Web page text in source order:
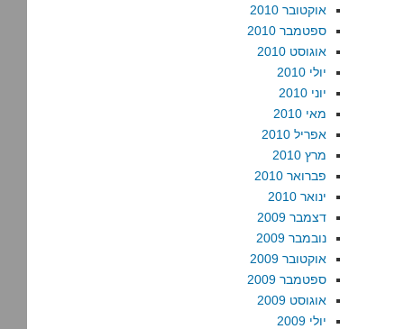
אוקטובר 2010
ספטמבר 2010
אוגוסט 2010
יולי 2010
יוני 2010
מאי 2010
אפריל 2010
מרץ 2010
פברואר 2010
ינואר 2010
דצמבר 2009
נובמבר 2009
אוקטובר 2009
ספטמבר 2009
אוגוסט 2009
יולי 2009